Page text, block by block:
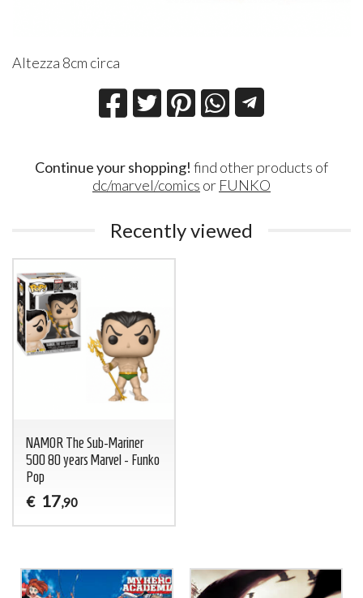
Altezza 8cm circa
Continue your shopping! find other products of
dc/marvel/comics or FUNKO
Recently viewed
NAMOR The Sub-Mariner
500 80 years Marvel - Funko
Pop
€ 17,90